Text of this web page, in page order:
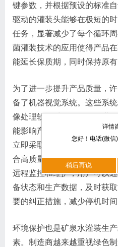
键参数，并根据预设的标准
驱动的灌装头能够在极短的
任务，显著减少了每个循环
菌灌装技术的应用使得产品
能延长保质期，同时保持原有
为了进一步提升产品质量，
备了机器视觉系统。这些系
像处理软件对每一个瓶子进
能影响产品质量的缺陷或异
立即采取措施，如剔除不合
合高质量标准。物联网（IoT
远程监控和维护，用户可以
备状态和生产数据，及时获
要的纠正措施，减少停机时间
环境保护也是矿泉水灌装生
素。制造商越来越重视绿色
详情
您好！电话(微信)
稍后再说